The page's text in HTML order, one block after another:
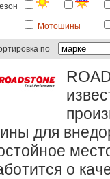
Мотошины
по
для
о